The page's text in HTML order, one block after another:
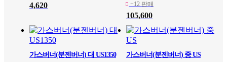
4,620 +12 판매
105,600
가스버너(분젠버너) 대 US1350 가스버너(분젠버너) 중 US